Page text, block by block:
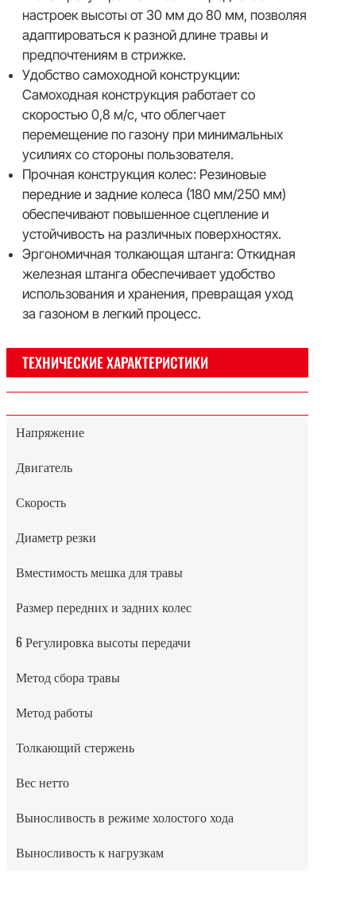
настроек высоты от 30 мм до 80 мм, позволяя
адаптироваться к разной длине травы и
предпочтениям в стрижке.
Удобство самоходной конструкции:
Самоходная конструкция работает со
скоростью 0,8 м/с, что облегчает
перемещение по газону при минимальных
усилиях со стороны пользователя.
Прочная конструкция колес: Резиновые
передние и задние колеса (180 мм/250 мм)
обеспечивают повышенное сцепление и
устойчивость на различных поверхностях.
Эргономичная толкающая штанга: Откидная
железная штанга обеспечивает удобство
использования и хранения, превращая уход
за газоном в легкий процесс.
ТЕХНИЧЕСКИЕ ХАРАКТЕРИСТИКИ
Напряжение
Двигатель
Скорость
Диаметр резки
Вместимость мешка для травы
Размер передних и задних колес
6 Регулировка высоты передачи
Метод сбора травы
Метод работы
Толкающий стержень
Вес нетто
Выносливость в режиме холостого хода
Выносливость к нагрузкам